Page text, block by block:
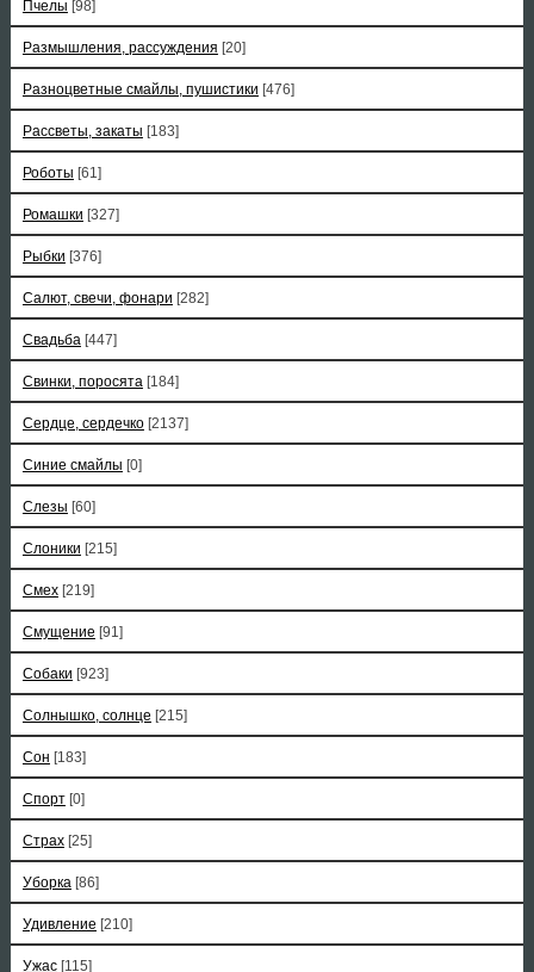
Пчелы [98]
Размышления, рассуждения [20]
Разноцветные смайлы, пушистики [476]
Рассветы, закаты [183]
Роботы [61]
Ромашки [327]
Рыбки [376]
Салют, свечи, фонари [282]
Свадьба [447]
Свинки, поросята [184]
Сердце, сердечко [2137]
Синие смайлы [0]
Слезы [60]
Слоники [215]
Смех [219]
Смущение [91]
Собаки [923]
Солнышко, солнце [215]
Сон [183]
Спорт [0]
Страх [25]
Уборка [86]
Удивление [210]
Ужас [115]